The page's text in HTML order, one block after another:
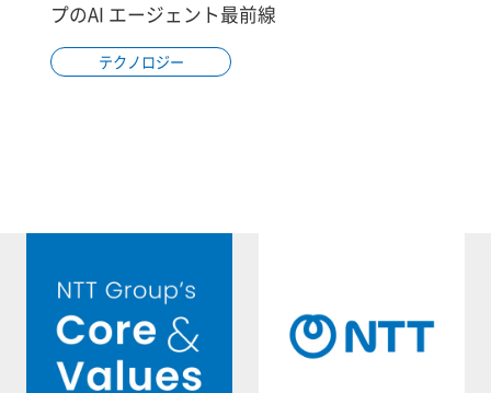
プのAI エージェント最前線
テクノロジー